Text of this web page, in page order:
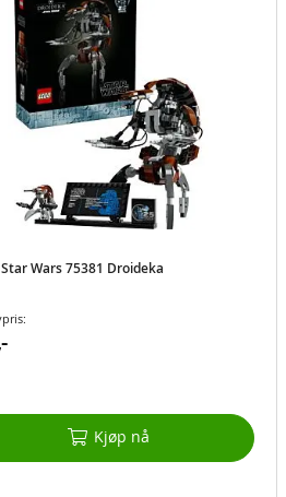
Star Wars 75381 Droideka
Kjøp nå